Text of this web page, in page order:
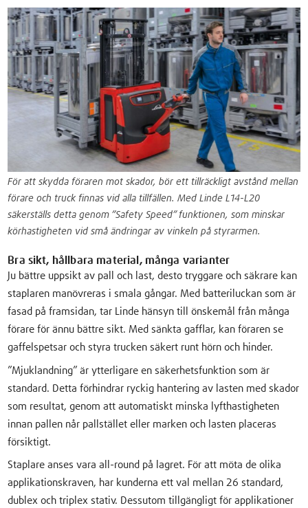
För att skydda föraren mot skador, bör ett tillräckligt avstånd mellan
förare och truck finnas vid alla tillfällen. Med Linde L14-L20
säkerställs detta genom ”Safety Speed” funktionen, som minskar
körhastigheten vid små ändringar av vinkeln på styrarmen.
Bra sikt, hållbara material, många varianter
Ju bättre uppsikt av pall och last, desto tryggare och säkrare kan
staplaren manövreras i smala gångar. Med batteriluckan som är
fasad på framsidan, tar Linde hänsyn till önskemål från många
förare för ännu bättre sikt. Med sänkta gafflar, kan föraren se
gaffelspetsar och styra trucken säkert runt hörn och hinder.
”Mjuklandning” är ytterligare en säkerhetsfunktion som är
standard. Detta förhindrar ryckig hantering av lasten med skador
som resultat, genom att automatiskt minska lyfthastigheten
innan pallen når pallstället eller marken och lasten placeras
försiktigt.
Staplare anses vara all-round på lagret. För att möta de olika
applikationskraven, har kunderna ett val mellan 26 standard,
dublex och triplex stativ. Dessutom tillgängligt för applikationer